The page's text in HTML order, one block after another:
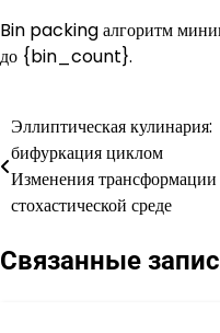
Bin packing алгоритм
до {bin_count}.
Навигация
по
записям
Эллиптическая кулинария:
бифуркация циклом
Изменения трансформации
стохастической среде
Связанные